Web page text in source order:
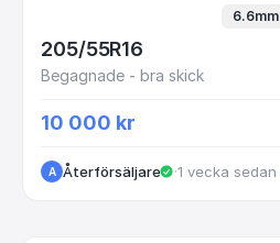
6.6mm
205/55R16
Begagnade - bra skick
10 000 kr
A Återförsäljare ·1 vecka sedan